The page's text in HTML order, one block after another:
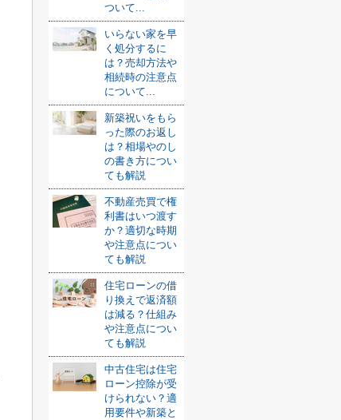
ついて...
いらない家を早
く処分するに
は？売却方法や
相続時の注意点
について...
新築祝いをもら
った際のお返し
は？相場やのし
の書き方につい
ても解説
不動産売買で権
利書はいつ渡す
か？適切な時期
や注意点につい
ても解説
住宅ローンの借
り換えで返済額
は減る？仕組み
や注意点につい
ても解説
中古住宅は住宅
ローン控除が受
けられない？適
用要件や新築と